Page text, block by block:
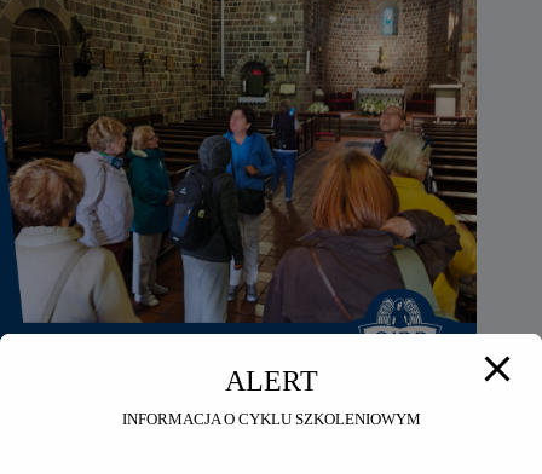
ALERT
INFORMACJA O CYKLU SZKOLENIOWYM